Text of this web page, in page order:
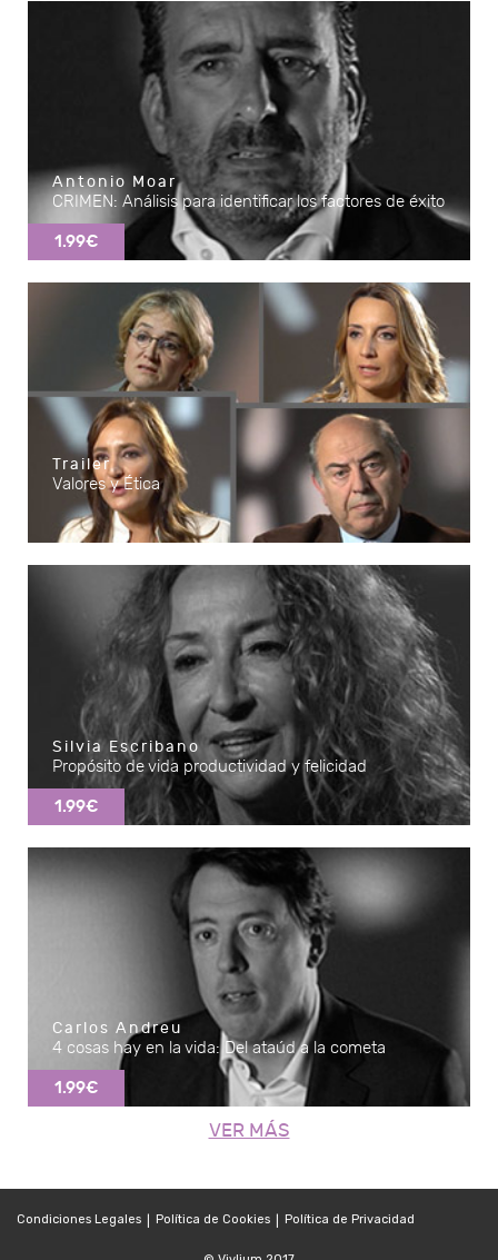
Antonio Moar
CRIMEN: Análisis para identificar los factores de éxito
1.99€
Trailer
Valores y Ética
Silvia Escribano
Propósito de vida productividad y felicidad
1.99€
Carlos Andreu
4 cosas hay en la vida: Del ataúd a la cometa
1.99€
VER MÁS
Condiciones Legales Política de Cookies Política de Privacidad